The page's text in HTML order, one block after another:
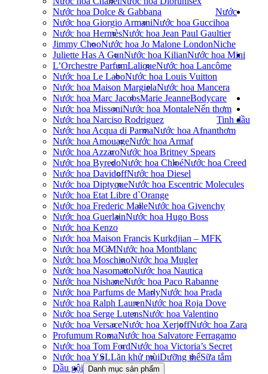
Nước hoa Dolce & Gabbana
Nước hoa Giorgio ArmaniNước hoa Gucci
Nước hoa HermèsNước hoa Jean Paul Gaultier
Jimmy ChooNước hoa Jo Malone London
Juliette Has A GunNước hoa Kilian
L’Orchestre ParfumLaliqueNước hoa Lancôme
Nước hoa Le LaboNước hoa Louis Vuitton
Nước hoa Maison MargielaNước hoa Mancera
Nước hoa Marc JacobsMarie Jeanne
Nước hoa MissoniNước hoa Montale
Nước hoa Narciso Rodriguez
Nước hoa Acqua di ParmaNước hoa Afnan
Nước hoa AmouageNước hoa Armaf
Nước hoa AzzaroNước hoa Britney Spears
Nước hoa ByredoNước hoa ChloéNước hoa Creed
Nước hoa DavidoffNước hoa Diesel
Nước hoa DiptyqueNước hoa Escentric Molecules
Nước hoa Etat Libre d`Orange
Nước hoa Frederic MalleNước hoa Givenchy
Nước hoa GuerlainNước hoa Hugo Boss
Nước hoa Kenzo
Nước hoa Maison Francis Kurkdjian – MFK
Nước hoa MCMNước hoa Montblanc
Nước hoa MoschinoNước hoa Mugler
Nước hoa NasomattoNước hoa Nautica
Nước hoa NishaneNước hoa Paco Rabanne
Nước hoa Parfums de MarlyNước hoa Prada
Nước hoa Ralph LaurenNước hoa Roja Dove
Nước hoa Serge LutensNước hoa Valentino
Nước hoa VersaceNước hoa XerjoffNước hoa Zara
Profumum RomaNước hoa Salvatore Ferragamo
Nước hoa Tom FordNước hoa Victoria’s Secret
Nước hoa YSL
Nước
hoa
Niche
Nước hoa Mini
Bodycare
Lăn khử mùiDưỡng thểSữa tắm
Dầu gội
Nến thơm
Tinh dầu
thơm
Danh mục sản phẩm